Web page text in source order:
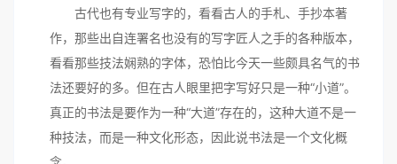
古代也有专业写字的，看看古人的手札、手抄本著
作，那些出自连署名也没有的写字匠人之手的各种版本，
看看那些技法娴熟的字体，恐怕比今天一些颇具名气的书
法还要好的多。但在古人眼里把字写好只是一种“小道”。
真正的书法是要作为一种“大道”存在的，这种大道不是一
种技法，而是一种文化形态，因此说书法是一个文化概